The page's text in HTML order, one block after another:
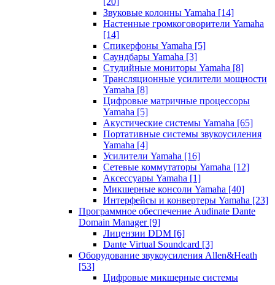
Звуковые колонны Yamaha [14]
Настенные громкоговорители Yamaha
[14]
Спикерфоны Yamaha [5]
Саундбары Yamaha [3]
Студийные мониторы Yamaha [8]
Трансляционные усилители мощности
Yamaha [8]
Цифровые матричные процессоры
Yamaha [5]
Акустические системы Yamaha [65]
Портативные системы звукоусиления
Yamaha [4]
Усилители Yamaha [16]
Сетевые коммутаторы Yamaha [12]
Аксессуары Yamaha [1]
Микшерные консоли Yamaha [40]
Интерфейсы и конвертеры Yamaha [23]
Программное обеспечение Audinate Dante
Domain Manager [9]
Лицензии DDM [6]
Dante Virtual Soundcard [3]
Оборудование звукоусиления Allen&Heath
[53]
Цифровые микшерные системы